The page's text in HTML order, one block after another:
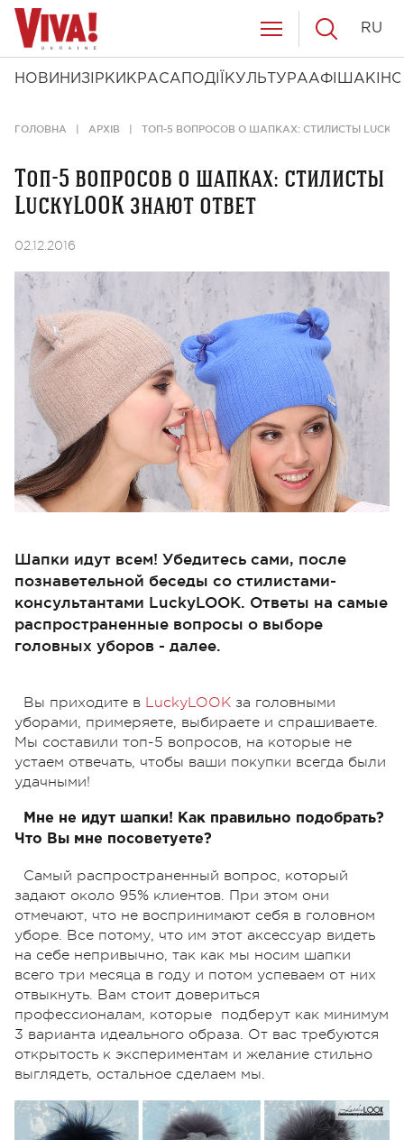
НОВИНИ ЗІРКИ КРАСА ПОДІЇ КУЛЬТУРААФІША КІНО
RU
ГОЛОВНА АРХІВ ТОП-5 ВОПРОСОВ О ШАПКАХ: СТИЛИСТЫ
Топ-5 вопросов о шапках: стилисты
LuckyLOOK знают ответ
02.12.2016
Шапки идут всем! Убедитесь сами, после
познаветельной беседы со стилистами-
консультантами LuckyLOOK. Ответы на самые
распространенные вопросы о выборе
головных уборов - далее.
Вы приходите в LuckyLOOK за головными
уборами, примеряете, выбираете и спрашиваете.
Мы составили топ-5 вопросов, на которые не
устаем отвечать, чтобы ваши покупки всегда были
удачными!
Мне не идут шапки! Как правильно подобрать?
Что Вы мне посоветуете?
Самый распространенный вопрос, который
задают около 95% клиентов. При этом они
отмечают, что не воспринимают себя в головном
уборе. Все потому, что им этот аксессуар видеть
на себе непривычно, так как мы носим шапки
всего три месяца в году и потом успеваем от них
отвыкнуть. Вам стоит довериться
профессионалам, которые подберут как минимум
3 варианта идеального образа. От вас требуются
открытость к экспериментам и желание стильно
выглядеть, остальное сделаем мы.